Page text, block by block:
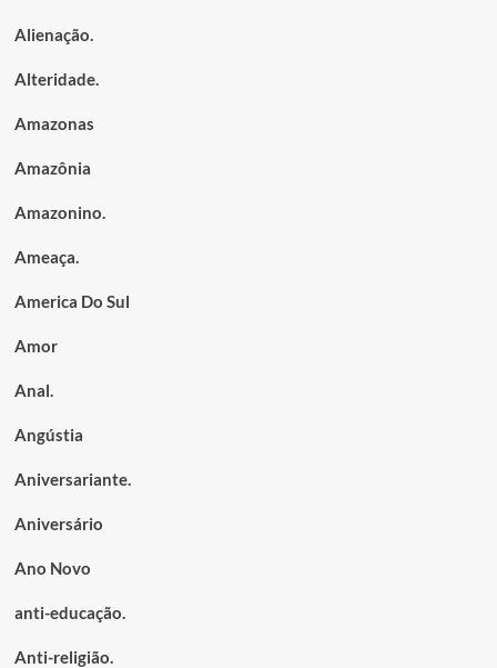
Alienação.
Alteridade.
Amazonas
Amazônia
Amazonino.
Ameaça.
America Do Sul
Amor
Anal.
Angústia
Aniversariante.
Aniversário
Ano Novo
anti-educação.
Anti-religião.